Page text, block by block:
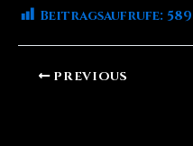
Beitragsaufrufe: 589
PREVIOUS